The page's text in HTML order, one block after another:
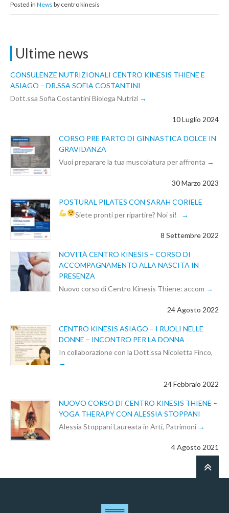
Ultime news
CONSULENZE NUTRIZIONALI CENTRO KINESIS THIENE E
ASIAGO – DR.SSA SOFIA COSTANTINI
Dott.ssa Sofia Costantini Biologa Nutrizi
10 Luglio 2024
CORSO PRE PARTO DI GINNASTICA DOLCE IN
GRAVIDANZA
Vuoi preparare la tua muscolatura per affronta
30 Marzo 2023
POSTURAL PILATES CON SARAH CORIELE
Siete pronti per ripartire? Noi si!
8 Settembre 2022
NOVITÀ CENTRO KINESIS – CORSO DI
ACCOMPAGNAMENTO ALLA NASCITA IN
PRESENZA
Nuovo corso di Centro Kinesis Thiene: accom
24 Agosto 2022
CENTRO KINESIS ASIAGO – I RUOLI NELLE
DONNE – INCONTRO PER LA DONNA
In collaborazione con la Dott.ssa Nicoletta Finco,
24 Febbraio 2022
NUOVO CORSO DI CENTRO KINESIS THIENE –
YOGA THERAPY CON ALESSIA STOPPANI
Alessia Stoppani Laureata in Arti, Patrimoni
4 Agosto 2021
Posted in News by centro kinesis